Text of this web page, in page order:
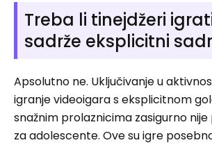
Treba li tinejdžeri
sadrže eksplicitni
Apsolutno ne. Uključivanje u
igranje videoigara s eksplicitnom
snažnim prolaznicima zasigurno
za adolescente. Ove su igre